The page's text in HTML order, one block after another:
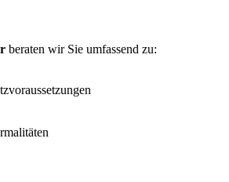
beraten wir Sie umfassend zu: